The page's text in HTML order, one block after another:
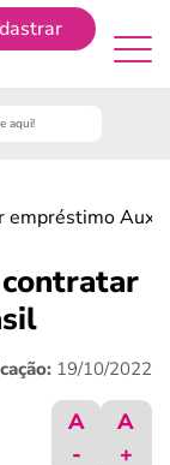
empréstimo
19/10/2022
A
-
A
+